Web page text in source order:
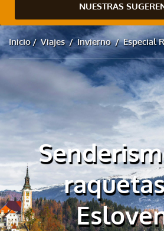
NUESTRAS
Inicio Viajes Invierno Especial